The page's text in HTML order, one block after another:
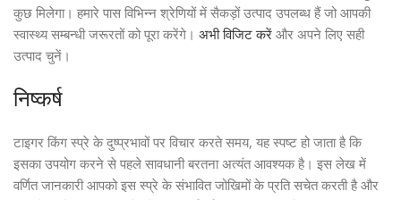
कुछ मिलेगा। हमारे पास विभिन्न श्रेणियों में सैकड़ों उत्पाद उपलब्ध हैं जो आपकी
स्वास्थ्य सम्बन्धी जरूरतों को पूरा करेंगे। अभी विजिट करें और अपने लिए सही
उत्पाद चुनें।
निष्कर्ष
टाइगर किंग स्प्रे के दुष्प्रभावों पर विचार करते समय, यह स्पष्ट हो जाता है कि
इसका उपयोग करने से पहले सावधानी बरतना अत्यंत आवश्यक है। इस लेख में
वर्णित जानकारी आपको इस स्प्रे के संभावित जोखिमों के प्रति सचेत करती है और